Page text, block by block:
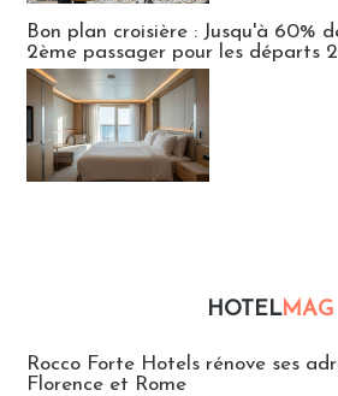
Bon plan croisière : Jusqu'à 60%
2ème passager pour les départs
HOTELMAG
Rocco Forte Hotels rénove ses
Florence et Rome